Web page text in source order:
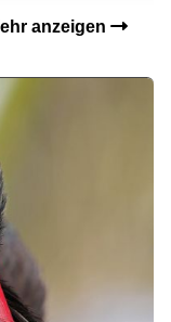
anzeigen